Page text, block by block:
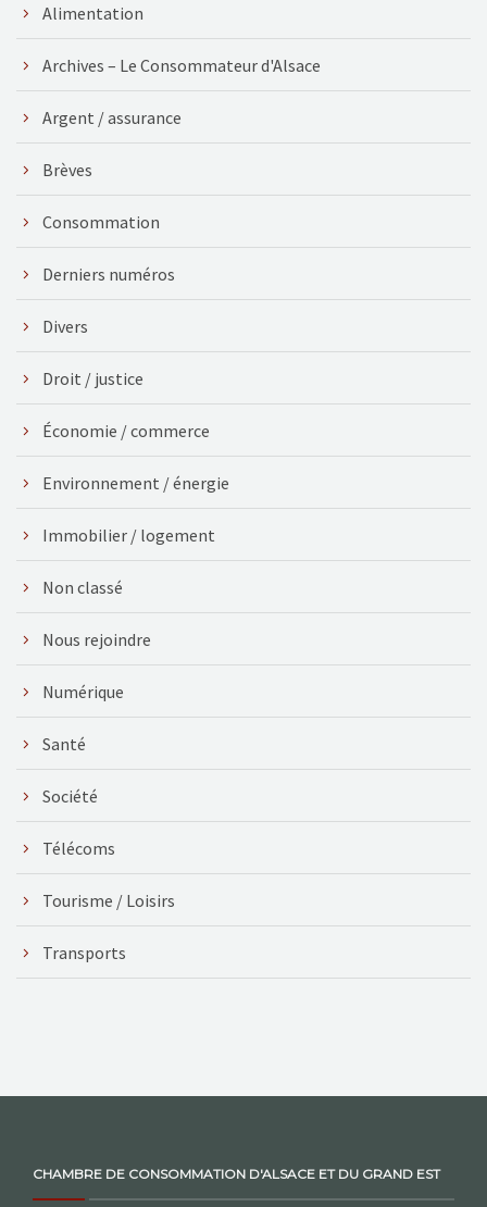
Alimentation
Archives – Le Consommateur d'Alsace
Argent / assurance
Brèves
Consommation
Derniers numéros
Divers
Droit / justice
Économie / commerce
Environnement / énergie
Immobilier / logement
Non classé
Nous rejoindre
Numérique
Santé
Société
Télécoms
Tourisme / Loisirs
Transports
CHAMBRE DE CONSOMMATION D'ALSACE ET DU GRAND EST